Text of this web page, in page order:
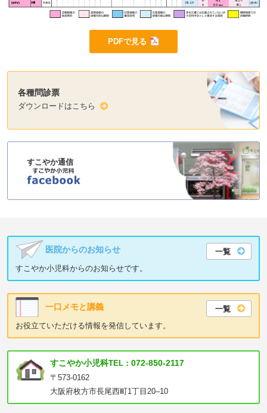
PDFで見る
各種問診票
ダウンロードはこちら
すこやか通信
医院からのお知らせ
一覧
すこやか小児科からのお知らせです。
一口メモと講義
一覧
お役立ていただける情報を発信しています。
すこやか小児科TEL： 072-850-2117
〒573-0162
大阪府枚方市長尾西町1丁目20–10